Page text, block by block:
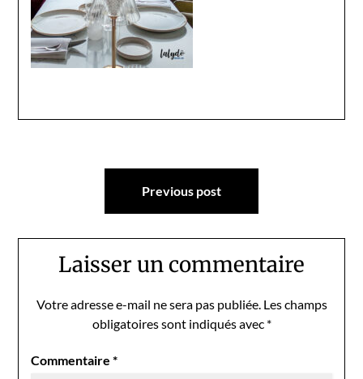
Navigation
Previous post
Laisser un commentaire
Votre adresse e-mail ne sera pas publiée. Les champs
obligatoires sont indiqués avec *
Commentaire*